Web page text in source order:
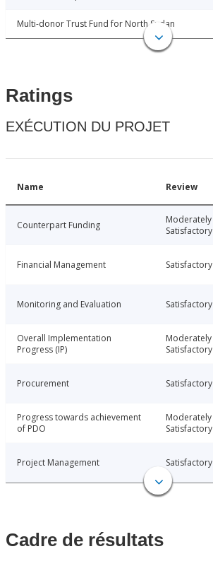
Multi-donor Trust Fund for North Sudan
Ratings
EXÉCUTION DU PROJET
Name Review
Counterpart Funding
Moderately
Satisfactory
Financial Management Satisfactory
Monitoring and Evaluation Satisfactory
Overall Implementation
Progress (IP)
Moderately
Satisfactory
Procurement Satisfactory
Progress towards achievement
of PDO
Moderately
Satisfactory
Project Management Satisfactory
Cadre de résultats